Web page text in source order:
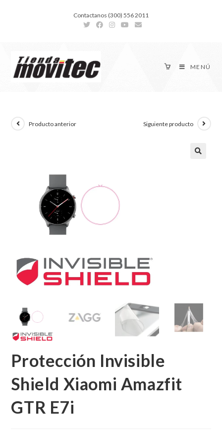
Contactanos (300) 556 2011
MENÚ
Producto anterior Siguiente producto
Protección Invisible
Shield Xiaomi Amazfit
GTR E7i